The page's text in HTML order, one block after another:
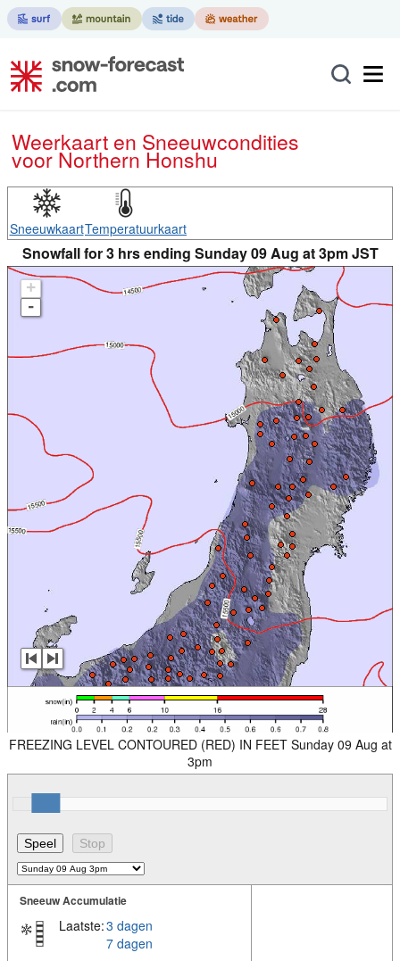
Weerkaart en Sneeuwcondities
voor Northern Honshu
SneeuwkaartTemperatuurkaart
Snowfall for 3 hrs ending Sunday 09 Aug at 3pm JST
+
-
FREEZING LEVEL CONTOURED (RED) IN FEET Sunday 09 Aug at
3pm
Sneeuw Accumulatie
Laatste:3 dagen
7 dagen